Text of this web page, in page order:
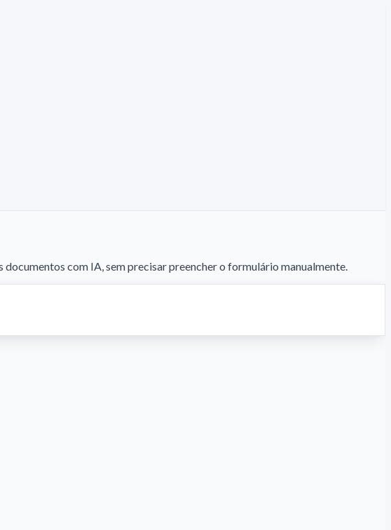
com IA, sem precisar preencher o formulário manualmente.